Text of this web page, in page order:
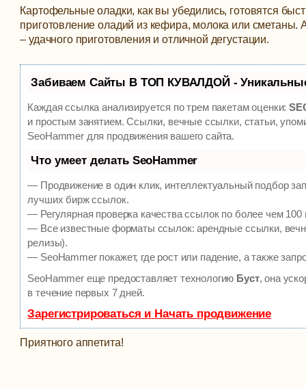
Картофельные оладки, как вы убедились, готовятся
приготовление оладий из кефира, молока или сметаны.
– удачного приготовления и отличной дегустации.
Забиваем Сайты В ТОП КУВАЛДОЙ -
Каждая ссылка анализируется по трем пакетам оценки:
и простым занятием. Ссылки, вечные ссылки, статьи,
SeoHammer для продвижения вашего сайта.
Что умеет делать SeoHammer
— Продвижение в один клик, интеллектуальный подбор
лучших бирж ссылок.
— Регулярная проверка качества ссылок по более чем
— Все известные форматы ссылок: арендные ссылки,
релизы).
— SeoHammer покажет, где рост или падение, а также
SeoHammer еще предоставляет технологию Буст, она
в течение первых 7 дней.
Зарегистрироваться и Начать продвижение
Приятного аппетита!